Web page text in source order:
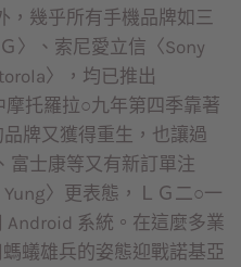
，幾乎所有手機品牌如三
〉、索尼愛立信〈Sony
〉，均已推出
托羅拉○九年第四季靠著
牌又獲得重生，也讓過
富士康等又有新訂單注
〉更表態，ＬＧ二○一
系統。在這麼多業
蟻雄兵的姿態迎戰諾基亞